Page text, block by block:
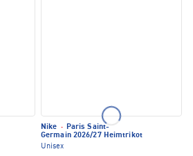
Nike · Paris Saint-
Germain 2026/27 Heimtrikot
Unisex